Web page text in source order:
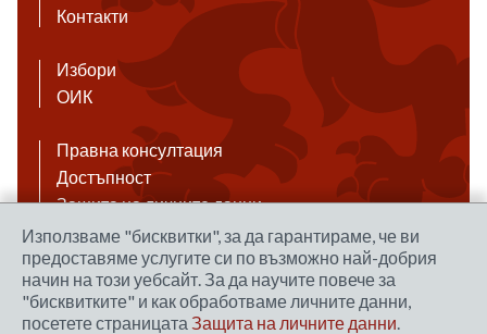
Контакти
Избори
ОИК
Правна консултация
Достъпност
Защита на личните данни
Антикорупция
Връзки
Използваме "бисквитки", за да гарантираме, че ви
предоставяме услугите си по възможно най-добрия
начин на този уебсайт. За да научите повече за
"бисквитките" и как обработваме личните данни,
посетете страницата Защита на личните данни.